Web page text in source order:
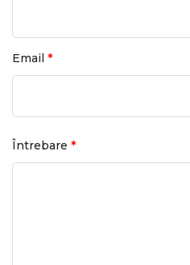
Email *
Întrebare *